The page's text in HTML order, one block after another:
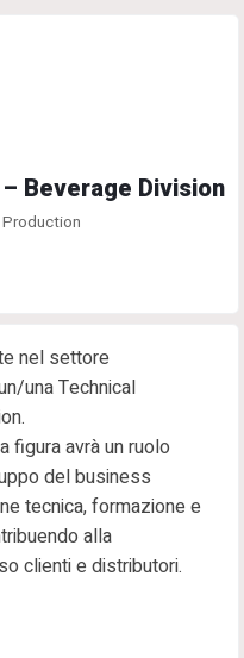
Beverage Division
nel settore
unaTechnical
.
figura avrà un ruolo
del business
tecnica, formazione e
alla
clienti e distributori.